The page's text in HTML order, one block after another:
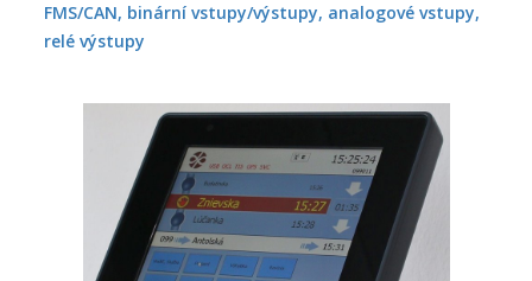
FMS/CAN, binární vstupy/výstupy, analogové vstupy,
relé výstupy